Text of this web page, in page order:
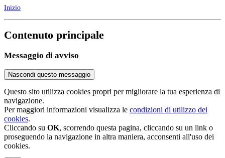
Inizio
Contenuto principale
Messaggio di avviso
Nascondi questo messaggio
Questo sito utilizza cookies propri per migliorare la tua esperienza di
navigazione.
Per maggiori informazioni visualizza le condizioni di utilizzo dei
cookies.
Cliccando su OK, scorrendo questa pagina, cliccando su un link o
proseguendo la navigazione in altra maniera, acconsenti all'uso dei
cookies.